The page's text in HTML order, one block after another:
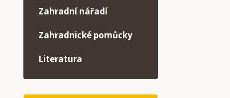
Zahradní nářadí
Zahradnické pomůcky
Literatura